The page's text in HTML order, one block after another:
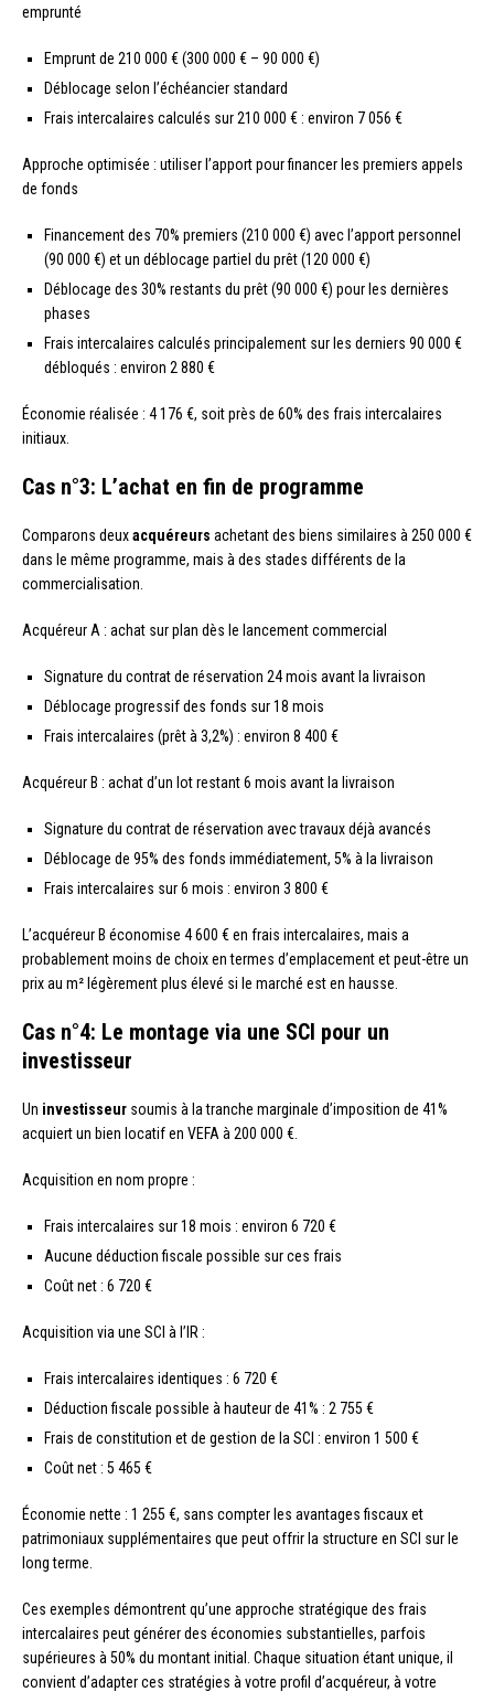
emprunté
Emprunt de 210 000 € (300 000 € – 90 000 €)
Déblocage selon l’échéancier standard
Frais intercalaires calculés sur 210 000 € : environ 7 056 €
Approche optimisée : utiliser l’apport pour financer les premiers appels
de fonds
Financement des 70% premiers (210 000 €) avec l’apport personnel
(90 000 €) et un déblocage partiel du prêt (120 000 €)
Déblocage des 30% restants du prêt (90 000 €) pour les dernières
phases
Frais intercalaires calculés principalement sur les derniers 90 000 €
débloqués : environ 2 880 €
Économie réalisée : 4 176 €, soit près de 60% des frais intercalaires
initiaux.
Cas n°3: L’achat en fin de programme
Comparons deuxacquéreurs achetant des biens similaires à 250 000 €
dans le même programme, mais à des stades différents de la
commercialisation.
Acquéreur A : achat sur plan dès le lancement commercial
Signature du contrat de réservation 24 mois avant la livraison
Déblocage progressif des fonds sur 18 mois
Frais intercalaires (prêt à 3,2%) : environ 8 400 €
Acquéreur B : achat d’un lot restant 6 mois avant la livraison
Signature du contrat de réservation avec travaux déjà avancés
Déblocage de 95% des fonds immédiatement, 5% à la livraison
Frais intercalaires sur 6 mois : environ 3 800 €
L’acquéreur B économise 4 600 € en frais intercalaires, mais a
probablement moins de choix en termes d’emplacement et peut-être un
prix au m² légèrement plus élevé si le marché est en hausse.
Cas n°4: Le montage via une SCI pour un
investisseur
Un investisseur soumis à la tranche marginale d’imposition de 41%
acquiert un bien locatif en VEFA à 200 000 €.
Acquisition en nom propre :
Frais intercalaires sur 18 mois : environ 6 720 €
Aucune déduction fiscale possible sur ces frais
Coût net : 6 720 €
Acquisition via une SCI à l’IR :
Frais intercalaires identiques : 6 720 €
Déduction fiscale possible à hauteur de 41% : 2 755 €
Frais de constitution et de gestion de la SCI : environ 1 500 €
Coût net : 5 465 €
Économie nette : 1 255 €, sans compter les avantages fiscaux et
patrimoniaux supplémentaires que peut offrir la structure en SCI sur le
long terme.
Ces exemples démontrent qu’une approche stratégique des frais
intercalaires peut générer des économies substantielles, parfois
supérieures à 50% du montant initial. Chaque situation étant unique, il
convient d’adapter ces stratégies à votre profil d’acquéreur, à votre